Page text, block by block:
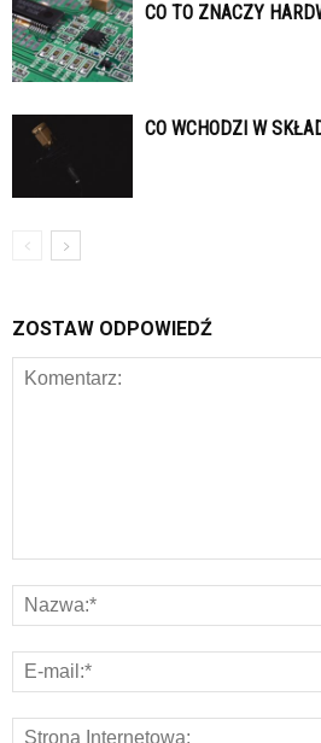
CO TO ZNACZY
CO WCHODZI W
ZOSTAW ODPOWIEDŹ